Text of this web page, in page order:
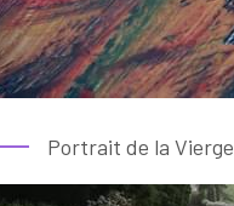
Portrait de la Vierge